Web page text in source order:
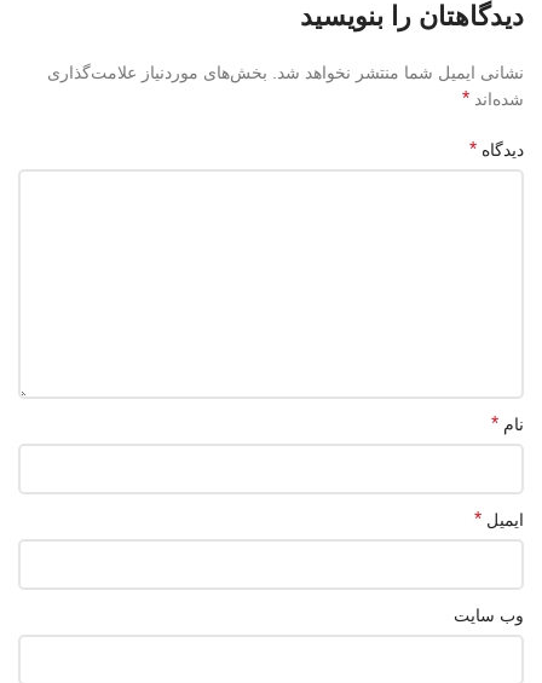
دیدگاهتان را بنویسید
نشانی ایمیل شما منتشر نخواهد شد.
بخش‌های موردنیاز علامت‌گذاری
شده‌اند *
دیدگاه *
نام *
ایمیل *
وب‌ سایت